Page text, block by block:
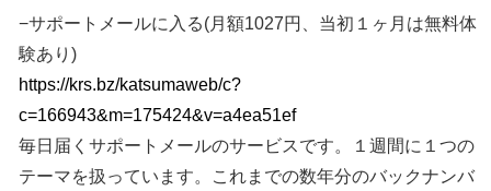
−サポートメールに入る(月額1027円、当初１ヶ月は無料体
験あり)
https://krs.bz/katsumaweb/c?
c=166943&m=175424&v=a4ea51ef
毎日届くサポートメールのサービスです。１週間に１つの
テーマを扱っています。これまでの数年分のバックナンバ